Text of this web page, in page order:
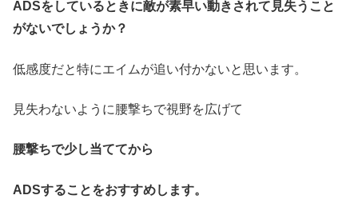
ADSをしているときに敵が素早い動きされて見失うこと
がないでしょうか？
低感度だと特にエイムが追い付かないと思います。
見失わないように腰撃ちで視野を広げて
腰撃ちで少し当ててから
ADSすることをおすすめします。